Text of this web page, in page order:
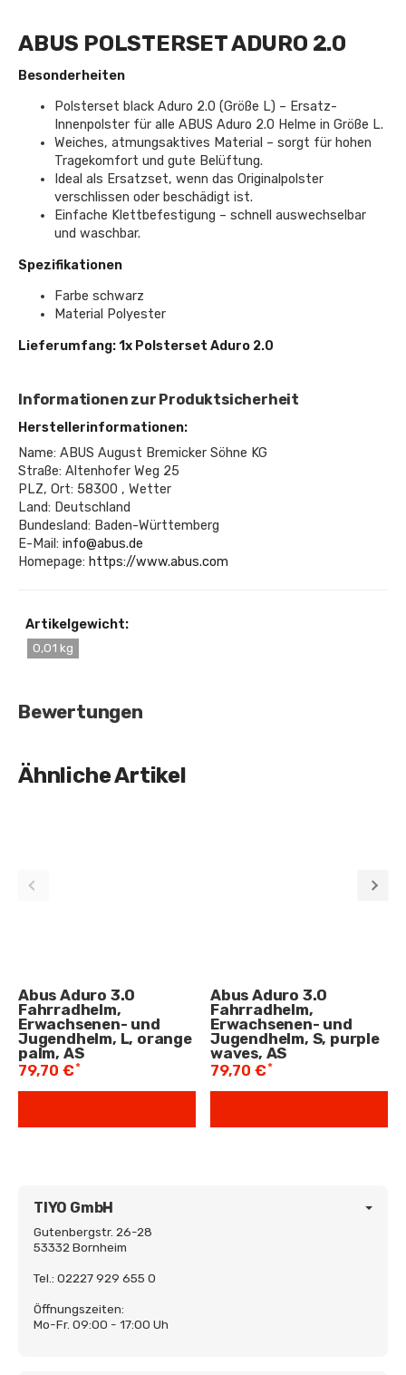
ABUS POLSTERSET ADURO 2.0
Besonderheiten
Polsterset black Aduro 2.0 (Größe L) – Ersatz-
Innenpolster für alle ABUS Aduro 2.0 Helme in Größe L.
Weiches, atmungsaktives Material – sorgt für hohen
Tragekomfort und gute Belüftung.
Ideal als Ersatzset, wenn das Originalpolster
verschlissen oder beschädigt ist.
Einfache Klettbefestigung – schnell auswechselbar
und waschbar.
Spezifikationen
Farbe schwarz
Material Polyester
Lieferumfang: 1x Polsterset Aduro 2.0
Informationen zur Produktsicherheit
Herstellerinformationen:
Name: ABUS August Bremicker Söhne KG
Straße: Altenhofer Weg 25
PLZ, Ort: 58300 , Wetter
Land: Deutschland
Bundesland: Baden-Württemberg
E-Mail: info@abus.de
Homepage: https://www.abus.com
Artikelgewicht:
0,01 kg
Bewertungen
Ähnliche Artikel
Abus Aduro 3.0
Fahrradhelm,
Erwachsenen- und
Jugendhelm, L, orange
palm, AS
79,70 €*
Abus Aduro 3.0
Fahrradhelm,
Erwachsenen- und
Jugendhelm, S, purple
waves, AS
79,70 €*
TIYO GmbH
Gutenbergstr. 26-28
53332 Bornheim
Tel.: 02227 929 655 0
Öffnungszeiten:
Mo-Fr. 09:00 - 17:00 Uh